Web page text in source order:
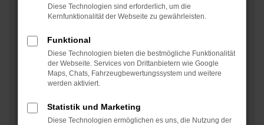
das Laden bestimmter Seiten verhindern.
Funktioniert die Seite in einem anderen Browser
Starte dein Gerät neu.
Das kann manchmal helfen, vorübergehende
Probleme zu beheben.
Betriebssystem auf dem neuesten Stand sind.
Veraltete Software birgt nicht nur ein
Diese Technologien sind erforderlich, um die
Kernfunktionalität der Webseite zu gewährleisten.
Funktional
Diese Technologien bieten die bestmögliche Funktionalität
der Webseite. Services von Drittanbietern wie Google
Maps, Chats, Fahrzeugbewertungssystem und weitere
werden aktiviert.
Statistik und Marketing
Diese Technologien ermöglichen es uns, die Nutzung der